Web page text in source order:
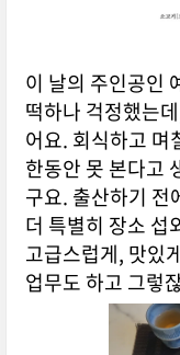
이 날의 주인공인
떡하나 걱정했는
어요. 회식하고 며
한동안 못 본다고
구요. 출산하기 전
더 특별히 장소 섭
고급스럽게, 맛있
업무도 하고 그렇